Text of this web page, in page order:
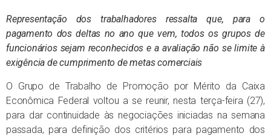
Representação dos trabalhadores ressalta que, para o
pagamento dos deltas no ano que vem, todos os grupos de
funcionários sejam reconhecidos e a avaliação não se limite à
exigência de cumprimento de metas comerciais
O Grupo de Trabalho de Promoção por Mérito da Caixa
Econômica Federal voltou a se reunir, nesta terça-feira (27),
para dar continuidade às negociações iniciadas na semana
passada, para definição dos critérios para pagamento dos